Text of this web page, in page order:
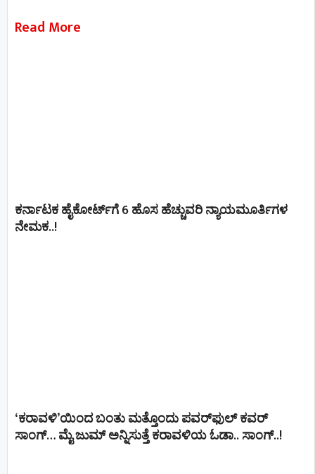
Read More
ಕರ್ನಾಟಕ ಹೈಕೋರ್ಟ್‌ಗೆ 6 ಹೊಸ ಹೆಚ್ಚುವರಿ ನ್ಯಾಯಮೂರ್ತಿಗಳ
ನೇಮಕ..!
‘ಕರಾವಳಿ’ಯಿಂದ ಬಂತು ಮತ್ತೊಂದು ಪವರ್‌ಫುಲ್ ಕವರ್
ಸಾಂಗ್… ಮೈ ಜುಮ್ ಅನ್ನಿಸುತ್ತೆ ಕರಾವಳಿಯ ಓಡಾ.. ಸಾಂಗ್‌..!